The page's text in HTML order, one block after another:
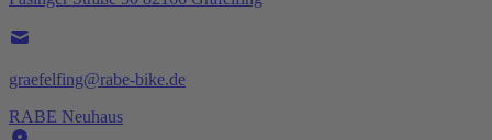
graefelfing@rabe-bike.de
RABE Neuhaus